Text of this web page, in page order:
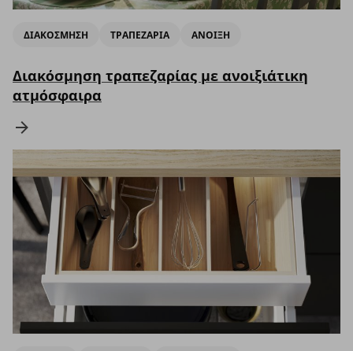
ΔΙΑΚΟΣΜΗΣΗ ΤΡΑΠΕΖΑΡΙΑ ΑΝΟΙΞΗ
Διακόσμηση τραπεζαρίας με ανοιξιάτικη
ατμόσφαιρα